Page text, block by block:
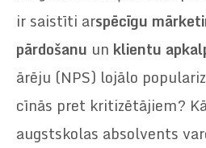
ir saistīti arspēcīgu
pārdošanu un klientu
ārēju (NPS) lojālo
cīnās pret kritizētājiem?
augstskolas absolvents